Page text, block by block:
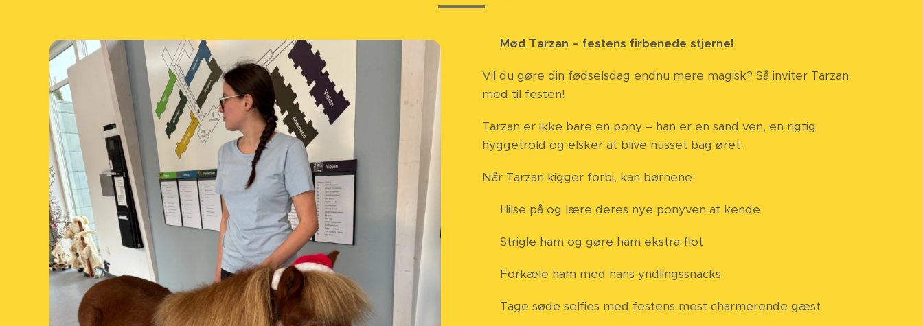
Mød Tarzan – festens firbenede stjerne!
Vil du gøre din fødselsdag endnu mere magisk? Så inviter Tarzan
med til festen!
Tarzan er ikke bare en pony – han er en sand ven, en rigtig
hyggetrold og elsker at blive nusset bag øret.
Når Tarzan kigger forbi, kan børnene:
🐴 Hilse på og lære deres nye ponyven at kende
🧽 Strigle ham og gøre ham ekstra flot
🥕 Forkæle ham med hans yndlingssnacks
📸 Tage søde selfies med festens mest charmerende gæst